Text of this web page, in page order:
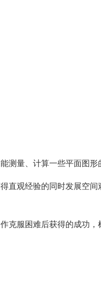
测量、计算一些平面图形
直观经验的同时发展空间
克服困难后获得的成功，